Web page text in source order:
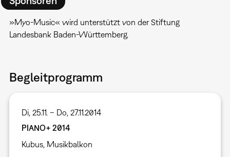
»Myo-Music« wird unterstützt von der Stiftung
Landesbank Baden-Württemberg.
Begleitprogramm
Di, 25.11. – Do, 27.11.2014
PIANO+ 2014
Kubus, Musikbalkon